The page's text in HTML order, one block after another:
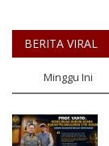
BERITA VIRAL
Minggu Ini